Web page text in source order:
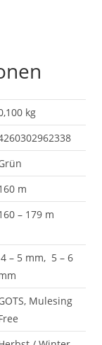
kg
m
– 179 m
4 – 5 mm, 5 – 6
Mulesing